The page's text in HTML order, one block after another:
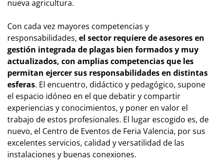
nueva agricultura.
Con cada vez mayores competencias y
responsabilidades, el sector requiere de asesores en
gestión integrada de plagas bien formados y muy
actualizados, con amplias competencias que les
permitan ejercer sus responsabilidades en distintas
esferas. El encuentro, didáctico y pedagógico, supone
el espacio idóneo en el que debatir y compartir
experiencias y conocimientos, y poner en valor el
trabajo de estos profesionales. El lugar escogido es, de
nuevo, el Centro de Eventos de Feria Valencia, por sus
excelentes servicios, calidad y versatilidad de las
instalaciones y buenas conexiones.